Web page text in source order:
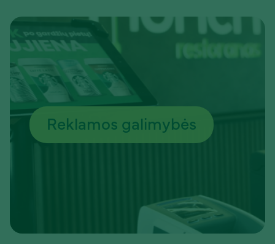
Reklamos galimybės